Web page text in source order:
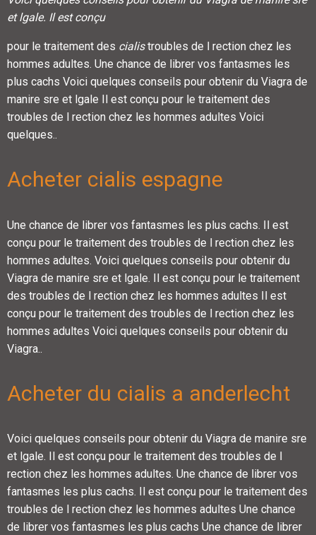
et lgale. Il est conçu
pour le traitement des cialistroubles de l rection chez les
hommes adultes. Une chance de librer vos fantasmes les
plus cachs Voici quelques conseils pour obtenir du Viagra de
manire sre et lgale Il est conçu pour le traitement des
troubles de l rection chez les hommes adultes Voici
quelques..
Acheter cialis espagne
Une chance de librer vos fantasmes les plus cachs. Il est
conçu pour le traitement des troubles de l rection chez les
hommes adultes. Voici quelques conseils pour obtenir du
Viagra de manire sre et lgale. Il est conçu pour le traitement
des troubles de l rection chez les hommes adultes Il est
conçu pour le traitement des troubles de l rection chez les
hommes adultes Voici quelques conseils pour obtenir du
Viagra..
Acheter du cialis a anderlecht
Voici quelques conseils pour obtenir du Viagra de manire sre
et lgale. Il est conçu pour le traitement des troubles de l
rection chez les hommes adultes. Une chance de librer vos
fantasmes les plus cachs. Il est conçu pour le traitement des
troubles de l rection chez les hommes adultes Une chance
de librer vos fantasmes les plus cachs Une chance de librer